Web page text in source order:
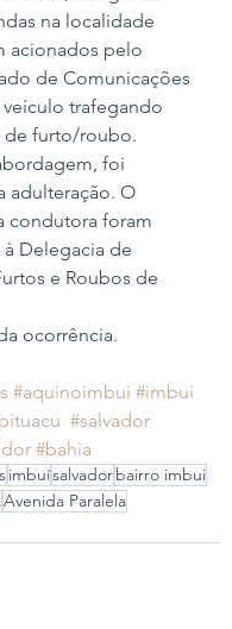
na localidade
acionados pelo
de Comunicações
trafegando
de furto/roubo.
foi
adulteração. O
condutora foram
Delegacia de
e Roubos de
ocorrência.
#aquinoimbui #imbui
#salvador
#bahia
imbuísalvadorbairro imbui
Avenida Paralela